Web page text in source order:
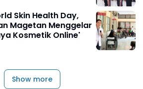
Skin Health Day,
Magetan Menggelar
Kosmetik Online'
Show more